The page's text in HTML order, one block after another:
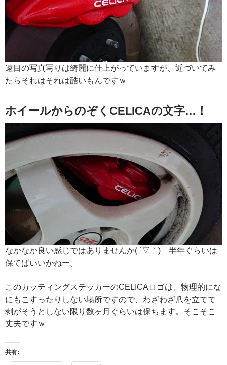
遠目の写真写りは綺麗に仕上がっていますが、近づいてみ
たらそれはそれは酷いもんですｗ
ホイールからのぞくCELICAの文字…！
なかなか良い感じではありませんか( ´▽｀) 半年ぐらいは
保てばいいかねー。
このカッティングステッカーのCELICAロゴは、物理的にな
にもこすったりしない場所ですので、わざわざ爪を立てて
剥がそうとしない限り数ヶ月ぐらいは保ちます。そこそこ
丈夫ですｗ
共有: